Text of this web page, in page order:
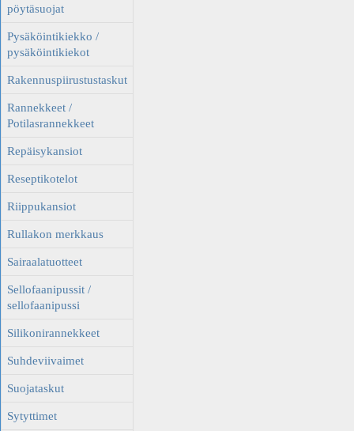
pöytäsuojat
Pysäköintikiekko /
pysäköintikiekot
Rakennuspiirustustaskut
Rannekkeet /
Potilasrannekkeet
Repäisykansiot
Reseptikotelot
Riippukansiot
Rullakon merkkaus
Sairaalatuotteet
Sellofaanipussit /
sellofaanipussi
Silikonirannekkeet
Suhdeviivaimet
Suojataskut
Sytyttimet